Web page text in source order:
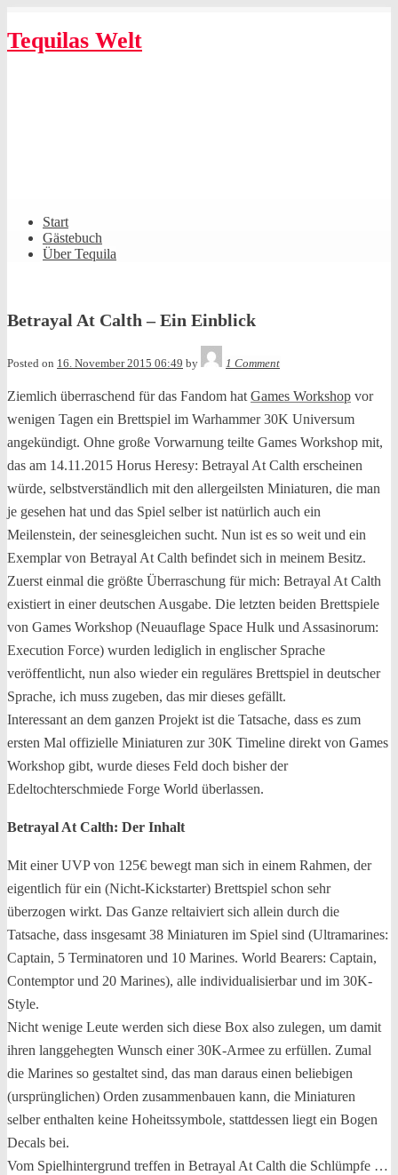
to
content
Tequilas Welt
Primary
Navigation
Start
Gästebuch
Über Tequila
Betrayal At Calth – Ein Einblick
Posted on 16. November 2015 06:49 by
1 Comment
Ziemlich überraschend für das Fandom hat Games Workshop vor
wenigen Tagen ein Brettspiel im Warhammer 30K Universum
angekündigt. Ohne große Vorwarnung teilte Games Workshop mit,
das am 14.11.2015 Horus Heresy: Betrayal At Calth erscheinen
würde, selbstverständlich mit den allergeilsten Miniaturen, die man
je gesehen hat und das Spiel selber ist natürlich auch ein
Meilenstein, der seinesgleichen sucht. Nun ist es so weit und ein
Exemplar von Betrayal At Calth befindet sich in meinem Besitz.
Zuerst einmal die größte Überraschung für mich: Betrayal At Calth
existiert in einer deutschen Ausgabe. Die letzten beiden Brettspiele
von Games Workshop (Neuauflage Space Hulk und Assasinorum:
Execution Force) wurden lediglich in englischer Sprache
veröffentlicht, nun also wieder ein reguläres Brettspiel in deutscher
Sprache, ich muss zugeben, das mir dieses gefällt.
Interessant an dem ganzen Projekt ist die Tatsache, dass es zum
ersten Mal offizielle Miniaturen zur 30K Timeline direkt von Games
Workshop gibt, wurde dieses Feld doch bisher der
Edeltochterschmiede Forge World überlassen.
Betrayal At Calth: Der Inhalt
Mit einer UVP von 125€ bewegt man sich in einem Rahmen, der
eigentlich für ein (Nicht-Kickstarter) Brettspiel schon sehr
überzogen wirkt. Das Ganze reltaiviert sich allein durch die
Tatsache, dass insgesamt 38 Miniaturen im Spiel sind (Ultramarines:
Captain, 5 Terminatoren und 10 Marines. World Bearers: Captain,
Contemptor und 20 Marines), alle individualisierbar und im 30K-
Style.
Nicht wenige Leute werden sich diese Box also zulegen, um damit
ihren langgehegten Wunsch einer 30K-Armee zu erfüllen. Zumal
die Marines so gestaltet sind, das man daraus einen beliebigen
(ursprünglichen) Orden zusammenbauen kann, die Miniaturen
selber enthalten keine Hoheitssymbole, stattdessen liegt ein Bogen
Decals bei.
Vom Spielhintergrund treffen in Betrayal At Calth die Schlümpfe …